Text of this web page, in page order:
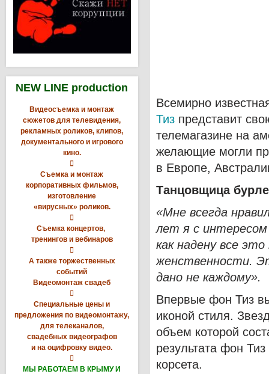
NEW LINE production
Видеосъемка и монтаж
сюжетов для телевидения,
рекламных роликов, клипов,
документального и игрового
кино.

Съемка и монтаж
корпоративных фильмов,
изготовление
«вирусных» роликов.

Съемка концертов,
тренингов и вебинаров

А также торжественных
событий
Видеомонтаж свадеб

Специальные цены и
предложения по видеомонтажу,
для телеканалов,
свадебных видеографов
и на оцифровку видео.

МЫ РАБОТАЕМ В КРЫМУ И
Всемирно
Тиз представит
телемагазине на
желающие могли
в Европе,
Танцовщица
«Мне всегда
лет я с интересом
как надену все
женственности.
дано не каждому».
Впервые фон Тиз
иконой стиля.
объем которой
результата фон
корсета.